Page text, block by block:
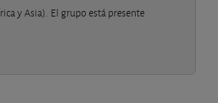
y Asia). El grupo está presente